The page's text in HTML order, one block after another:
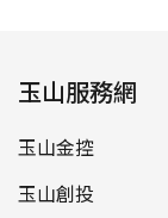
玉山服務網
玉山金控
玉山創投